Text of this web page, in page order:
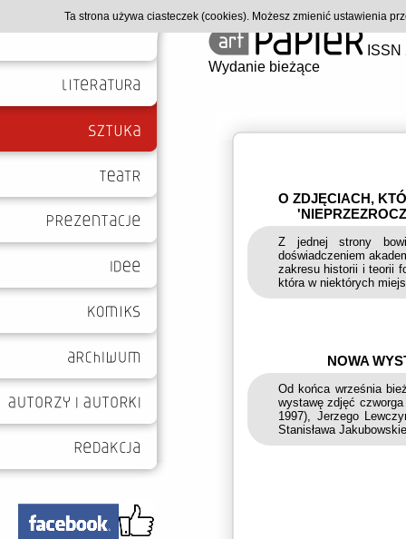
Wydanie bieżące
O ZDJĘCIACH,
Z jednej strony
doświadczeniem
zakresu historii i teorii
która w niektórych
NOWA
Od końca września
wystawę zdjęć
1997), Jerzego
Stanisława
Ta strona używa ciasteczek (cookies). Możesz zmienić ustawienia